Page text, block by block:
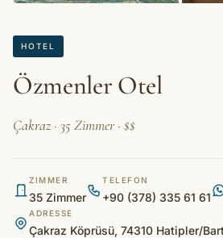
HOTEL
Özmenler Otel
Çakraz · 35 Zimmer · $$
ZIMMER
35 Zimmer
TELEFON
+90 (378) 335 61 61
ADRESSE
Çakraz Köprüsü, 74310 Hatipler/